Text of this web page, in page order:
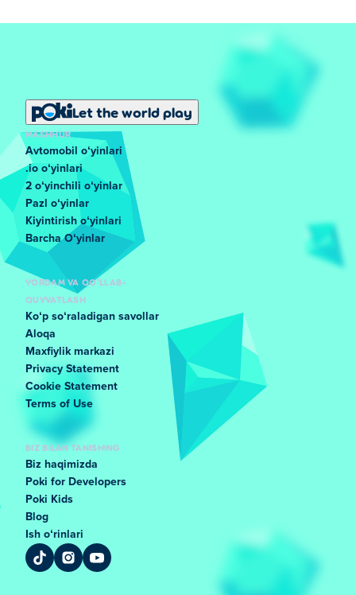
Let the world play
MASHHUR
Avtomobil oʻyinlari
.io oʻyinlari
2 oʻyinchili oʻyinlar
Pazl oʻyinlar
Kiyintirish oʻyinlari
Barcha Oʻyinlar
YORDAM VA QO'LLAB-
QUVVATLASH
Koʻp soʻraladigan savollar
Aloqa
Maxfiylik markazi
Privacy Statement
Cookie Statement
Terms of Use
BIZ BILAN TANISHING
Biz haqimizda
Poki for Developers
Poki Kids
Blog
Ish oʻrinlari